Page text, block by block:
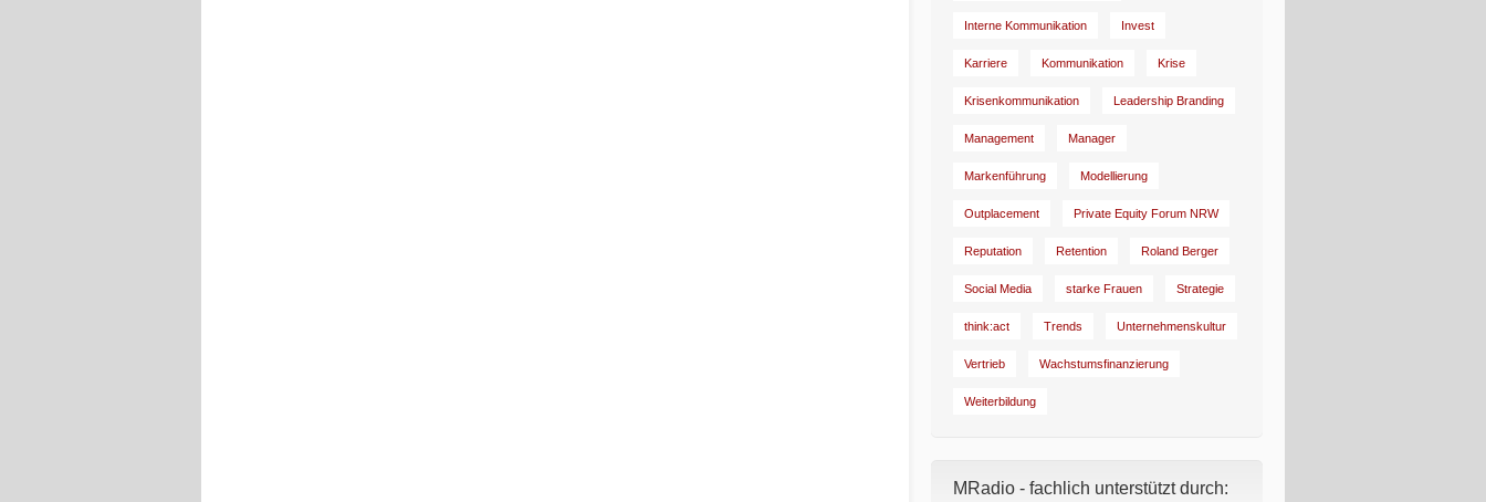
Interne Kommunikation Invest
Karriere Kommunikation Krise
Krisenkommunikation Leadership Branding
Management Manager
Markenführung Modellierung
Outplacement Private Equity Forum NRW
Reputation Retention Roland Berger
Social Media starke Frauen Strategie
think:act Trends Unternehmenskultur
Vertrieb Wachstumsfinanzierung
Weiterbildung
MRadio - fachlich unterstützt durch: